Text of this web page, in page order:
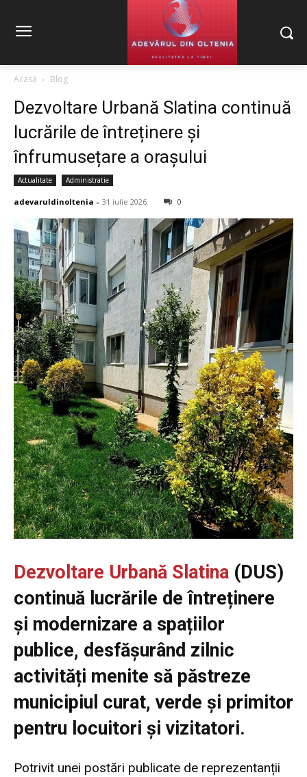
Acasă Blog
Dezvoltare Urbană Slatina continuă
lucrările de întreținere și
înfrumusețare a orașului
Actualitate Administratie
adevaruldinoltenia - 31 iulie 2026 0
Dezvoltare Urbană Slatina (DUS)
continuă lucrările de întreținere
și modernizare a spațiilor
publice, desfășurând zilnic
activități menite să păstreze
municipiul curat, verde și primitor
pentru locuitori și vizitatori.
Potrivit unei postări publicate de reprezentanții